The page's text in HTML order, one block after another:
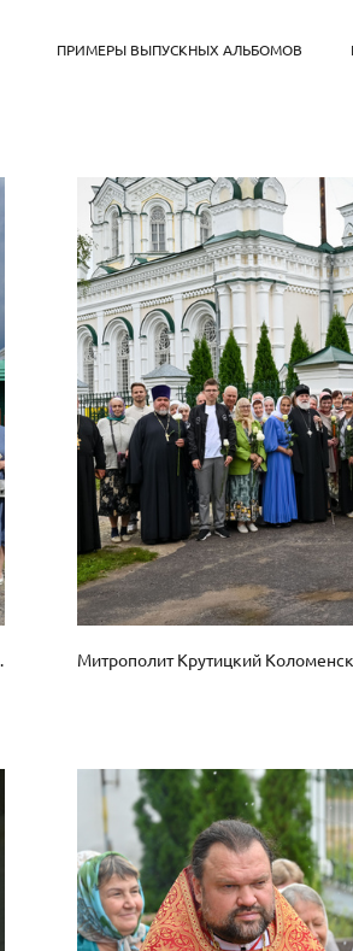
ПРИМЕРЫ ВЫПУСКНЫХ АЛЬБОМОВ
ходом